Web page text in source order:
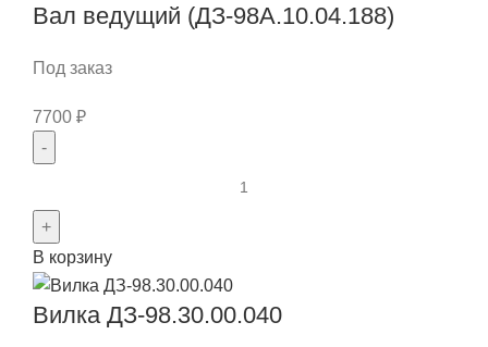
Вал
Вал ведущий (ДЗ-98А.10.04.188)
Под заказ
7700 ₽
Вал
ведущий
(ДЗ-98А.10.04.188)
В корзину
Вилка ДЗ-98.30.00.040